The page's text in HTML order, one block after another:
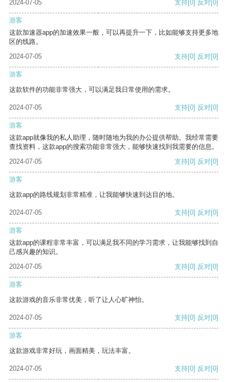
2024-07-05 支持 [0] 反对 [0]
游客
这款加速器app的加速效果一般，可以再提升一下，比如能够支持更多地
区的线路。
2024-07-05
支持[0] 反对[0]
游客
这款软件的功能非常强大，可以满足我日常使用的需求。
2024-07-05 支持[0] 反对[0]
游客
这款app就像我的私人助理，随时随地为我的办公提供帮助。我经常需要
查找资料，这款app的搜索功能非常强大，能够快速找到我需要的信息。
2024-07-05
支持[0] 反对[0]
游客
这款app的路线规划非常精准，让我能够快速到达目的地。
2024-07-05 支持[0] 反对[0]
游客
这款app的课程非常丰富，可以满足我不同的学习需求，让我能够找到自
己感兴趣的知识。
2024-07-05
支持[0] 反对[0]
游客
这款游戏的音乐非常优美，听了让人心旷神怡。
2024-07-05 支持[0] 反对[0]
游客
这款游戏非常好玩，画面精美，玩法丰富。
2024-07-05 支持[0] 反对[0]